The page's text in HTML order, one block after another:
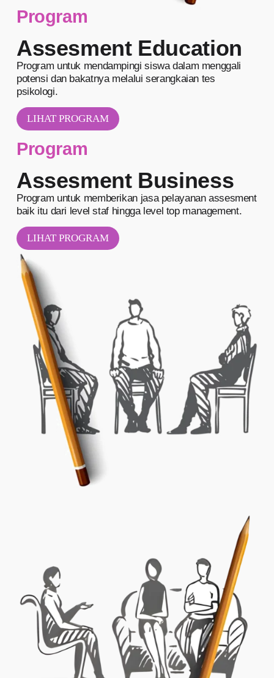
Program
Assesment Education
Program untuk mendampingi siswa dalam menggali
potensi dan bakatnya melalui serangkaian tes
psikologi.
LIHAT PROGRAM
Program
Assesment Business
Program untuk memberikan jasa pelayanan assesment
baik itu dari level staf hingga level top management.
LIHAT PROGRAM